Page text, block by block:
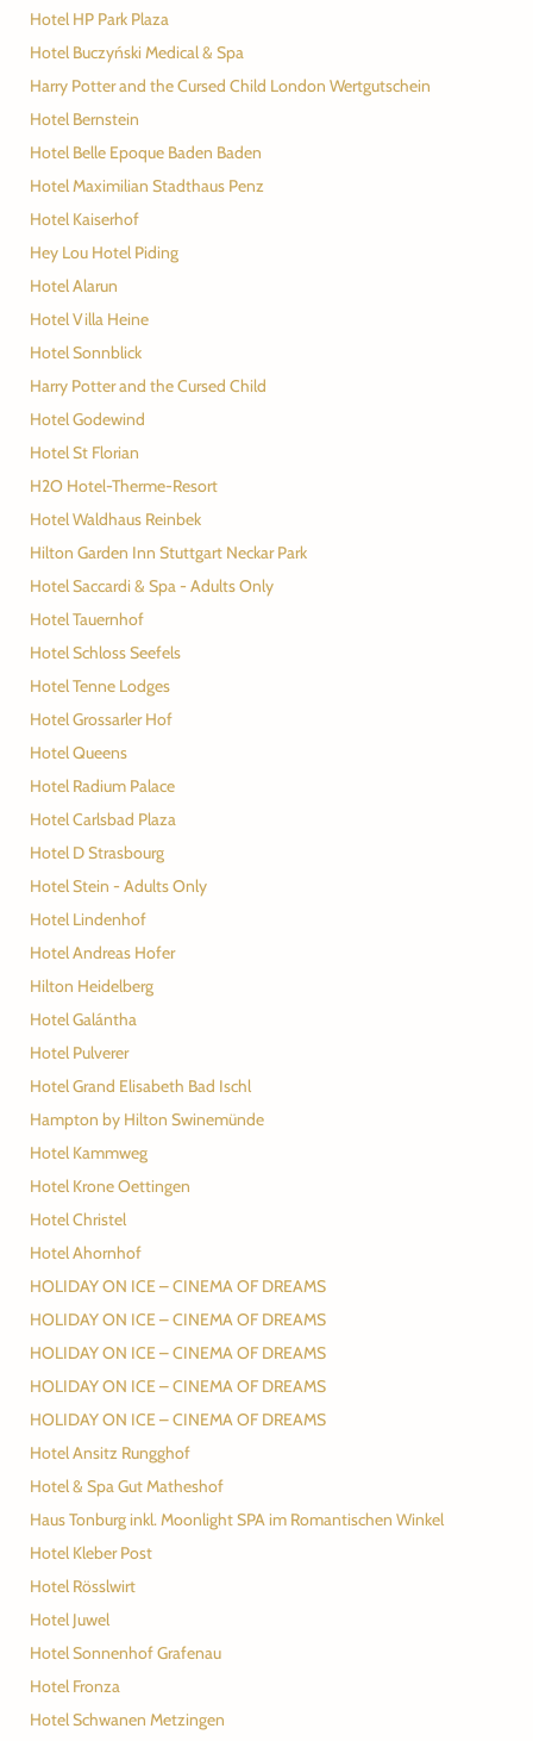
Hotel HP Park Plaza
Hotel Buczyński Medical & Spa
Harry Potter and the Cursed Child London Wertgutschein
Hotel Bernstein
Hotel Belle Epoque Baden Baden
Hotel Maximilian Stadthaus Penz
Hotel Kaiserhof
Hey Lou Hotel Piding
Hotel Alarun
Hotel Villa Heine
Hotel Sonnblick
Harry Potter and the Cursed Child
Hotel Godewind
Hotel St Florian
H2O Hotel-Therme-Resort
Hotel Waldhaus Reinbek
Hilton Garden Inn Stuttgart Neckar Park
Hotel Saccardi & Spa - Adults Only
Hotel Tauernhof
Hotel Schloss Seefels
Hotel Tenne Lodges
Hotel Grossarler Hof
Hotel Queens
Hotel Radium Palace
Hotel Carlsbad Plaza
Hotel D Strasbourg
Hotel Stein - Adults Only
Hotel Lindenhof
Hotel Andreas Hofer
Hilton Heidelberg
Hotel Galántha
Hotel Pulverer
Hotel Grand Elisabeth Bad Ischl
Hampton by Hilton Swinemünde
Hotel Kammweg
Hotel Krone Oettingen
Hotel Christel
Hotel Ahornhof
HOLIDAY ON ICE – CINEMA OF DREAMS
HOLIDAY ON ICE – CINEMA OF DREAMS
HOLIDAY ON ICE – CINEMA OF DREAMS
HOLIDAY ON ICE – CINEMA OF DREAMS
HOLIDAY ON ICE – CINEMA OF DREAMS
Hotel Ansitz Rungghof
Hotel & Spa Gut Matheshof
Haus Tonburg inkl. Moonlight SPA im Romantischen Winkel
Hotel Kleber Post
Hotel Rösslwirt
Hotel Juwel
Hotel Sonnenhof Grafenau
Hotel Fronza
Hotel Schwanen Metzingen